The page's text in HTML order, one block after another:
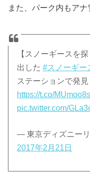
また、パーク内もアナ
【スノーギースを
出した#スノーギー
ステーションで発
https://t.co/
pic.twitter.com/
— 東京ディズニー
2017年2月21日